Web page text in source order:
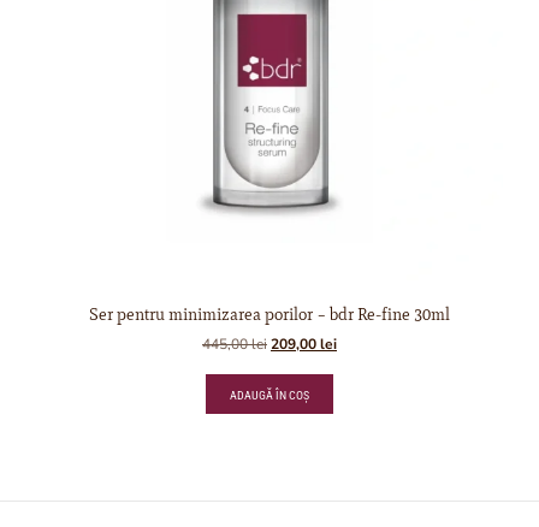
Ser pentru minimizarea porilor – bdr Re-fine 30ml
445,00lei209,00lei
ADAUGĂ ÎN COȘ